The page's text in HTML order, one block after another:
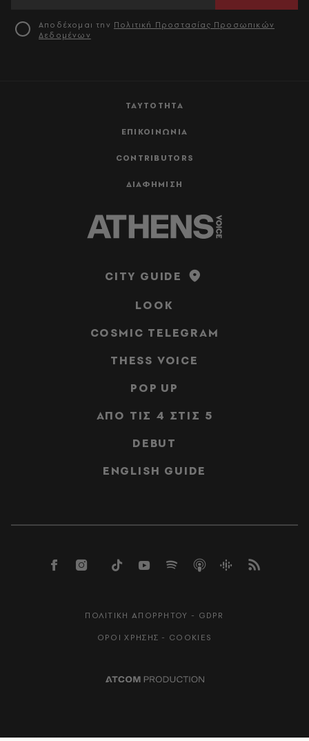
ΤΑΥΤΟΤΗΤΑ
ΕΠΙΚΟΙΝΩΝΙΑ
CONTRIBUTORS
ΔΙΑΦΗΜΙΣΗ
Αποδέχομαι την Πολιτική Προστασίας Προσωπικών
Δεδομένων
CITY GUIDE
LOOK
COSMIC TELEGRAM
THESS VOICE
POP UP
ΑΠΟ ΤΙΣ 4 ΣΤΙΣ 5
DEBUT
ENGLISH GUIDE
ΠΟΛΙΤΙΚΗ ΑΠΟΡΡΗΤΟΥ - GDPR
ΟΡΟΙ ΧΡΗΣΗΣ - COOKIES